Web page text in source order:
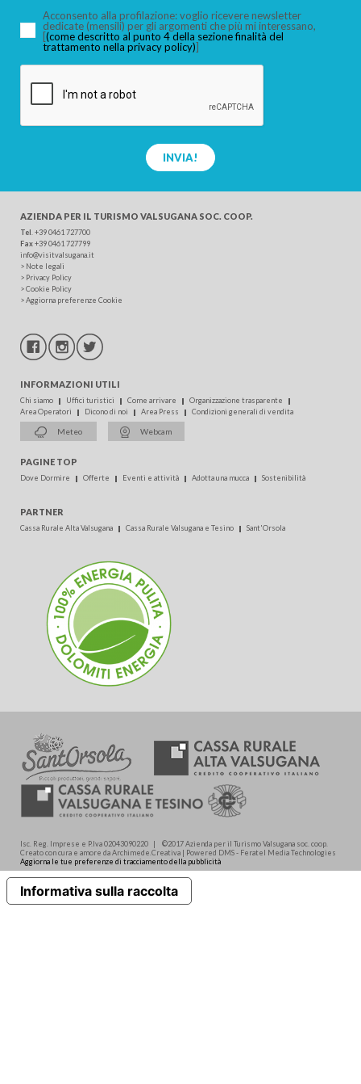
CERCA
Acconsento alla profilazione: voglio ricevere newsletter
dedicate (mensili) per gli argomenti che più mi interessano,
[(come descritto al punto 4 della sezione finalità del
trattamento nella privacy policy)]
INVIA!
AZIENDA PER IL TURISMO VALSUGANA SOC. COOP.
Tel +39 0461 727700
Fax+39 0461 727799
info@visitvalsugana.it
> Note legali
> Privacy Policy
>Cookie Policy
>Aggiorna preferenze Cookie
INFORMAZIONI UTILI
Chi siamo Uffici turistici Come arrivare
Organizzazione trasparente
Area Operatori
Dicono di noi Area Press Condizioni generali di vendita
Meteo Webcam
PAGINE TOP
Dove Dormire Offerte Eventi e attività Adotta una mucca Sostenibilità
PARTNER
Cassa Rurale Alta Valsugana Cassa Rurale Valsugana e Tesino Sant'Orsola
Isc. Reg. Imprese e P.Iva 02043090220 | ©2017 Azienda per il Turismo Valsugana soc. coop.
Creato con cura e amore da Archimede.Creativa | Powered DMS - Feratel Media Technologies
Aggiorna le tue preferenze di tracciamento della pubblicità
Informativa sulla raccolta